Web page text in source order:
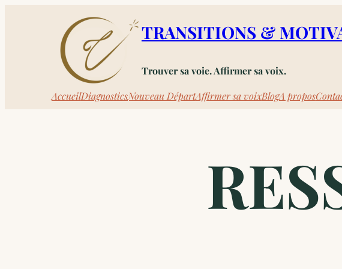
TRANSITIONS &
Trouver sa voie. Affirmer sa voix.
AccueilDiagnosticsNouveau DépartAffirmer sa voixBlogA propos